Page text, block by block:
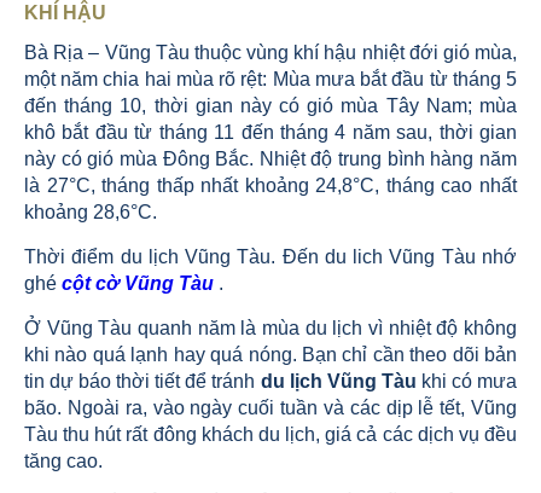
KHÍ HẬU
Bà Rịa – Vũng Tàu thuộc vùng khí hậu nhiệt đới gió mùa,
một năm chia hai mùa rõ rệt: Mùa mưa bắt đầu từ tháng 5
đến tháng 10, thời gian này có gió mùa Tây Nam; mùa
khô bắt đầu từ tháng 11 đến tháng 4 năm sau, thời gian
này có gió mùa Đông Bắc. Nhiệt độ trung bình hàng năm
là 27°C, tháng thấp nhất khoảng 24,8°C, tháng cao nhất
khoảng 28,6°C.
Thời điểm du lịch Vũng Tàu. Đến du lich Vũng Tàu nhớ
ghé cột cờ Vũng Tàu .
Ở Vũng Tàu quanh năm là mùa du lịch vì nhiệt độ không
khi nào quá lạnh hay quá nóng. Bạn chỉ cần theo dõi bản
tin dự báo thời tiết để tránh du lịch Vũng Tàu khi có mưa
bão. Ngoài ra, vào ngày cuối tuần và các dịp lễ tết, Vũng
Tàu thu hút rất đông khách du lịch, giá cả các dịch vụ đều
tăng cao.